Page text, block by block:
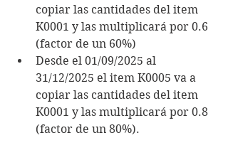
copiar las cantidades del item
K0001 y las multiplicará por 0.6
(factor de un 60%)
Desde el 01/09/2025 al
31/12/2025 el item K0005 va a
copiar las cantidades del item
K0001 y las multiplicará por 0.8
(factor de un 80%).